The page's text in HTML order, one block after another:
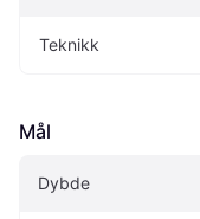
Teknikk
Mål
Dybde